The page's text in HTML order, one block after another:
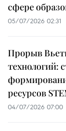
сфере
05/07/2026 02:31
Прорыв
технологий:
ресурсов
04/07/2026 07:00